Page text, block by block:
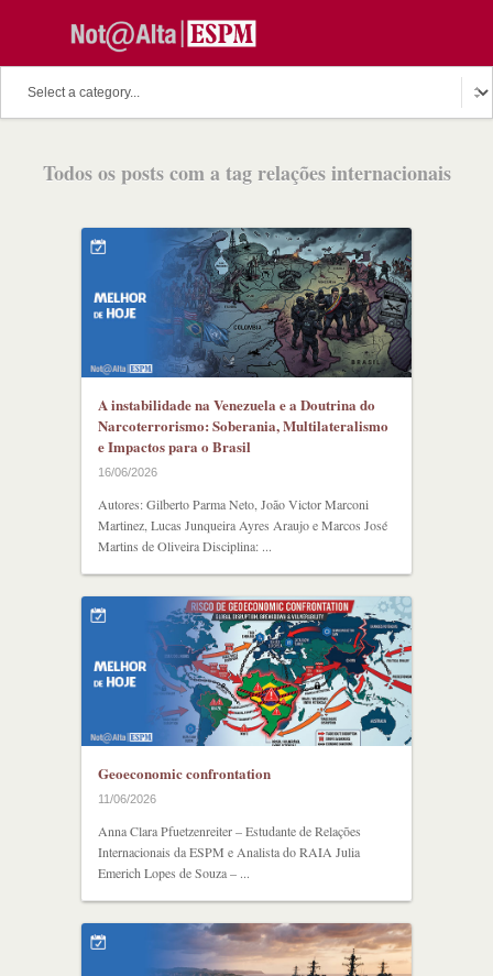
Todos os posts com a tag relações internacionais
A instabilidade na Venezuela e a Doutrina do
Narcoterrorismo: Soberania, Multilateralismo
e Impactos para o Brasil
16/06/2026
Autores: Gilberto Parma Neto, João Victor Marconi
Martinez, Lucas Junqueira Ayres Araujo e Marcos José
Martins de Oliveira Disciplina: ...
Geoeconomic confrontation
11/06/2026
Anna Clara Pfuetzenreiter – Estudante de Relações
Internacionais da ESPM e Analista do RAIA Julia
Emerich Lopes de Souza – ...